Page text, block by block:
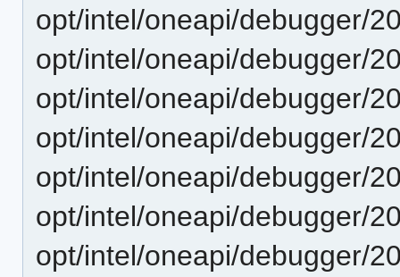
opt/intel/oneapi/debugger/
opt/intel/oneapi/debugger/
opt/intel/oneapi/debugger/
opt/intel/oneapi/debugger/
opt/intel/oneapi/debugger/
opt/intel/oneapi/debugger/
opt/intel/oneapi/debugger/